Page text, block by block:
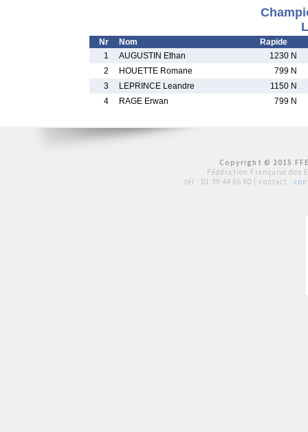
Nr Nom
Rapide
1
AUGUSTIN Ethan
1230 N
2
HOUETTE Romane
799 N
3
LEPRINCE Leandre
1150 N
4
RAGE Erwan 799 N
Copyright © 2015
Fédération Française des
tél : 01 39 44 65 80 | contact :